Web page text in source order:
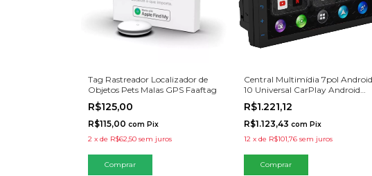
Tag Rastreador Localizador de
Objetos Pets Malas GPS Faaftag
R$125,00
R$115,00 com Pix
2 x de R$62,50 sem juros
Comprar
Central Multimídia 7pol Android
10 Universal CarPlay Android
Auto Espelhamento 2GB 32GB
R$1.221,12
R$1.123,43 com Pix
12 x de R$101,76 sem juros